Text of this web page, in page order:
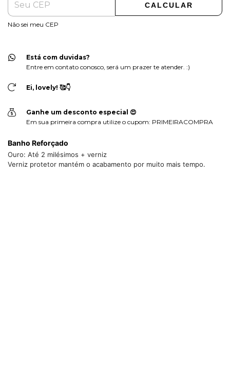
CALCULAR
Não sei meu CEP
Está com duvidas?
Entre em contato conosco, será um prazer te atender. :)
Ei, lovely! 🥰👇
Ganhe um desconto especial 😍
Em sua primeira compra utilize o cupom: PRIMEIRACOMPRA
Banho Reforçado
Ouro: Até 2 milésimos + verniz
Verniz protetor mantém o acabamento por muito mais tempo.